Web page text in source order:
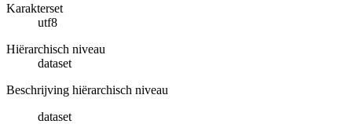
Karakterset
utf8
Hiërarchisch niveau
dataset
Beschrijving hiërarchisch niveau
dataset